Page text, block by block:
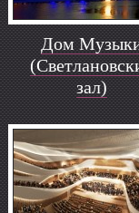
Дом
зал)